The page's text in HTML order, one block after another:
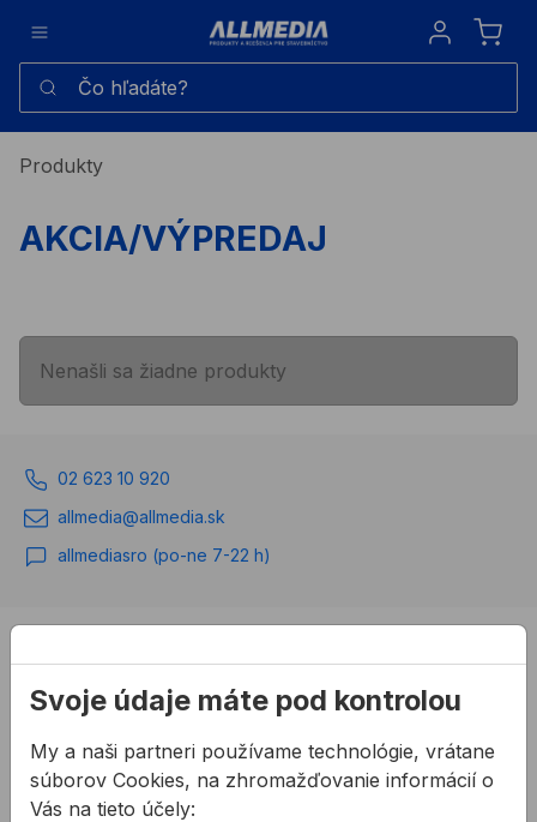
Sign in
Čo hľadáte?
Produkty
AKCIA/VÝPREDAJ
Nenašli sa žiadne produkty
02 623 10 920
allmedia@allmedia.sk
allmediasro (po-ne 7-22 h)
Kotviaca a pripevňovacia technika
Tmely a lepidla
Pásky a fólie
Svoje údaje máte pod kontrolou
My a naši partneri používame technológie, vrátane
súborov Cookies, na zhromažďovanie informácií o
Vás na tieto účely: